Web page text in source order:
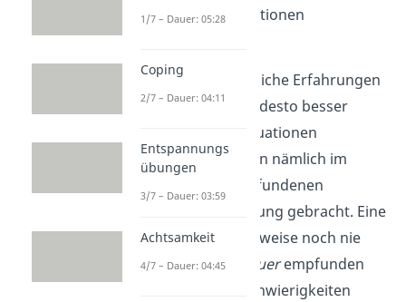
und lassen uns Situationen
einschätzen.
Je mehr unterschiedliche Erfahrungen
wir gemacht haben, desto besser
können wir neue Situationen
bewerten. Sie werden nämlich im
Gehirn mit den empfundenen
Gefühlen in Verbindung gebracht. Eine
Person, die beispielsweise noch nie
starke Wutoder Trauerempfunden
hat, wird deshalb Schwierigkeiten
1/7 – Dauer: 05:28
Coping
2/7 – Dauer: 04:11
Entspannungs
übungen
3/7 – Dauer: 03:59
Achtsamkeit
4/7 – Dauer: 04:45